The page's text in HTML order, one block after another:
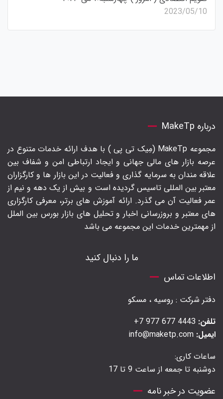
2023/05/10
درباره MakeTp
مجموعه MakeTp (مِیک تی پی ) با هدف ارائه خدمات متنوع در
عرصه بازار های مالی جهانی و ایجاد ارتباطی امن و شفاف بین
علاقه مندان به سرمایه گذاری و فعالیت در این بازار ها و کارگزاران
معتبر بین المللی تاسیس گردیده است و بیش از یک دهه و نیم از
عمر فعالیت آن می گذرد. ارائه آموزش های برتر‍، معرفی کارگزاری
های معتبر و بروزرسانی اخبار و تحلیل های بازار بورس بین الملل
از مهمترین خدمات این مجموعه می باشد
ما را دنبال کنید
اطلاعات تماس
دفتر شرکت : روسیه ، مسکو
تلفن:
ایمیل:
ساعات کاری:
دوشنبه تا جمعه از ساعت 9 تا 17
عضویت در خبر نامه